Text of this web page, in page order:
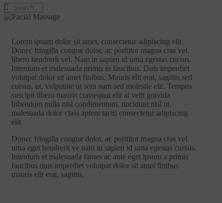
Lorem ipsum dolor sit amet, consectetur adipiscing elit.
Donec fringilla congue dolor, ac porttitor magna cras vel
libero hendrerit vel. Nam in sapien id urna egestas cursus.
Interdum et malesuada primis in faucibus. Duis imperdiet
volutpat dolor sit amet finibus. Mauris elit erat, sagittis sed
cursus. ut, vulputate ut sem nam sed molestie elit. Tempus
suscipit libero mauris consequat elit at velit gravida
bibendum nulla nisl condimentum, tincidunt nisl ut,
malesuada dolor class aptent taciti consectetur adipiscing
elit.
Donec fringilla congue dolor, ac porttitor magna cras vel
urna eget hendrerit ve nam in sapien id urna egestas cursus.
Interdum et malesuada fames ac ante eget ipsum a primis
faucibus duis imperdiet volutpat dolor sit amet finibus
mauris elit erat, sagittis.